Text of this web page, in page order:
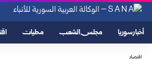
أخبار سوريا مجلس الشعب محليات
اقتصاد